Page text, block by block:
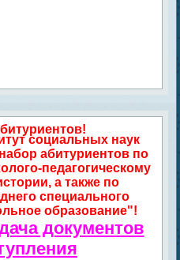
социальных наук
абитуриентов по
педагогическому
а также по
специального
образование"!
документов